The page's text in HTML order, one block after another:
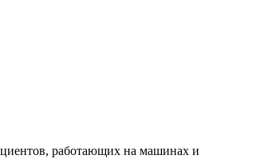
работающих на машинах и